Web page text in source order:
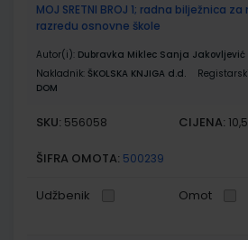
MOJ SRETNI BROJ 1; radna bilježnica
razredu osnovne škole
Autor(i): Dubravka Miklec Sanja
Nakladnik: ŠKOLSKA KNJIGA d.d.
DOM
SKU: 556058 CIJENA:
ŠIFRA OMOTA: 500239
Udžbenik Omot